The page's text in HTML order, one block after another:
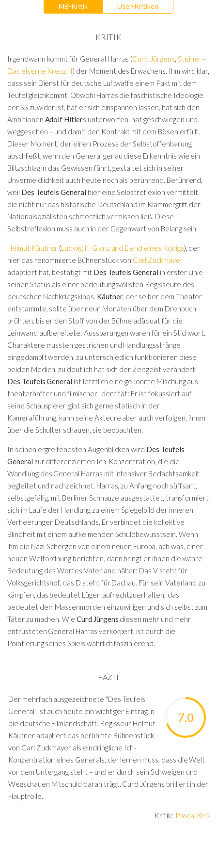
MB-Kritik User-Kritiken
KRITIK
Irgendwann kommt für General Harras (Curd Jürgens Steiner –
Das eiserne Kreuz II) der Moment des Erwachens. Ihm wird klar,
dass sein Dienst für deutsche Luftwaffe einem Pakt mit dem
Teufel gleichkommt. Obwohl Harras die faschistische Ideologie
der SS zuwider ist, hat er sich einspannen lassen, hat sich den
Ambitionen Adolf Hitlers unterworfen, hat geschwiegen und
weggesehen – und damit den Kontrakt mit dem Bösen erfüllt.
Dieser Moment, der einen Prozess der Selbstoffenbarung
abschließt, wenn den General genau diese Erkenntnis wie ein
Blitzschlag in das Gewissen fährt, gestaltet sich in seiner
Unvermeidlichkeit auch heute noch als berührend. Berührend,
weil Des Teufels General hier eine Selbstreflexion vermittelt,
die nicht nur das historische Deutschland im Klammergriff der
Nationalsozialisten schmerzlich vermissen ließ. Diese
Selbstreflexion muss auch in der Gegenwart von Belang sein.
Helmut Käutner (Ludwig II. Glanz und Elend eines Königs), der
hier das renommierte Bühnenstück von Carl Zuckmayer
adaptiert hat, bestätigt mit Des Teufels General in erster Linie
seinen Status als einer bedeutungsvollsten Regisseure des
deutschen Nachkriegskinos. Käutner, der selber dem Theater
entstammte, sollte über neun Monaten über dem Drehbuch
brühten, bis er den Stoff von der Bühne adäquat für die
Leinwand aufbereitete: Aussparungen waren für ein Stichwort.
Charaktere mussten gestrichen und Handlungsstränge
eingedampft werden, zu unterschiedlich funktionieren diese
beiden Medien, zu deutlich hat sich der Zeitgeist verändert.
Des Teufels General ist letztlich eine gekonnte Mischung aus
theaterhafter und filmischer Identität: Er ist fokussiert auf
seine Schauspieler, gibt sich gerne statisch in der
Kameraführung, kann seine Akteure aber auch verfolgen, ihnen
über die Schulter schauen, sie beobachten.
In seinen ergreifendsten Augenblicken wird Des Teufels
General zur differenzierten Ich-Konzentration, die die
Wandlung des General Harras mit intensiver Bedachtsamkeit
begleitet und nachzeichnet. Harras, zu Anfang noch süffsant,
selbstgefällig, mit Berliner Schnauze ausgestattet, transformiert
sich im Laufe der Handlung zu einem Spiegelbild der inneren
Verheerungen Deutschlands. Er verbindet die kollektive
Blindheit mit einem aufkeimenden Schuldbewusstsein. Wenn
ihm die Nazi-Schergen von einem neuen Europa, ach was, einer
neuen Weltordnung berichten, dann bringt er ihnen die wahre
Bedeutung des Wortes Vaterland näher: Das V steht für
Volksgerichtshof, das D steht für Dachau. Für sein Vaterland zu
kämpfen, das bedeutet Lügen aufrechtzuerhalten; das
bedeutet dem Massenmorden einzuwilligen und sich selbst zum
Täter zu machen. WieCurd Jürgens diesen mehr und mehr
entrüsteten General Harras verkörpert, ist durch die
Pointierung seines Spiels wahrlich faszinierend.
FAZIT
7.0
Der mehrfach ausgezeichnete "Des Teufels
General" ist auch heute ein wichtiger Eintrag in
die deutsche Filmlandschaft. Regisseur Helmut
Käutner adaptiert das berühmte Bühnenstück
von Carl Zuckmayer als eindringliche Ich-
Konzentration eines Generals, der lernen muss, dass die Welt
vor dem Untergang steht – und er durch sein Schweigen und
Wegschauen Mitschuld daran trägt. Curd Jürgens brilliert in der
Hauptrolle.
Kritik: Pascal Reis